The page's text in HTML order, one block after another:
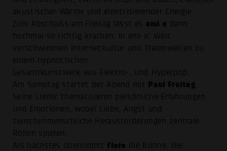
akustischer Wärme und elektrisierender Energie.
Zum Abschluss am Freitag lässt es emi x dann
nochmal so richtig krachen. In emi x‘ Welt
verschwimmen Internetkultur und Traumwelten zu
einem hypnotischen
Gesamtkunstwerk aus Elektro-, und Hyperpop.
Am Samstag startet der Abend mit Paul Freitag
Seine Lieder thematisieren persönliche Erfahrungen
und Emotionen, wobei Liebe, Angst und
zwischenmenschliche Herausforderungen zentrale
Rollen spielen.
Als nächstes übernimmt flora die Bühne. Die